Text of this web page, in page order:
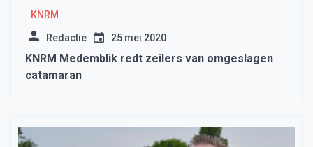
KNRM
Redactie 25 mei 2020
KNRM Medemblik redt zeilers van omgeslagen
catamaran